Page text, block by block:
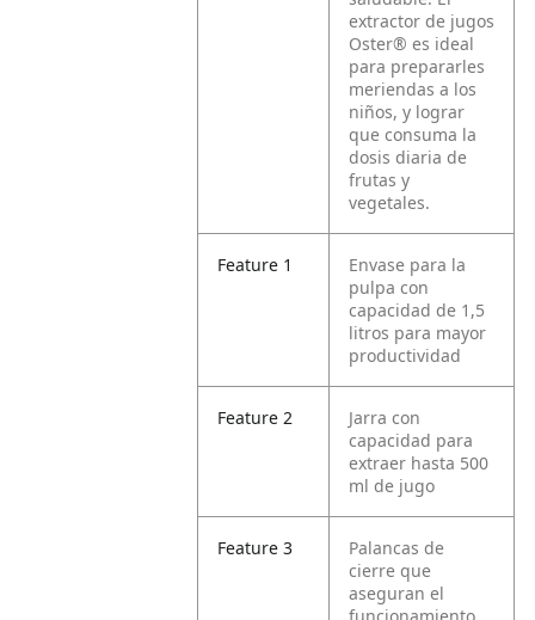
extractor de jugos
Oster® es ideal
para prepararles
meriendas a los
niños, y lograr
que consuma la
dosis diaria de
frutas y
vegetales.
Feature 1
Envase para la
pulpa con
capacidad de 1,5
litros para mayor
productividad
Feature 2
Jarra con
capacidad para
extraer hasta 500
ml de jugo
Feature 3
Palancas de
cierre que
aseguran el